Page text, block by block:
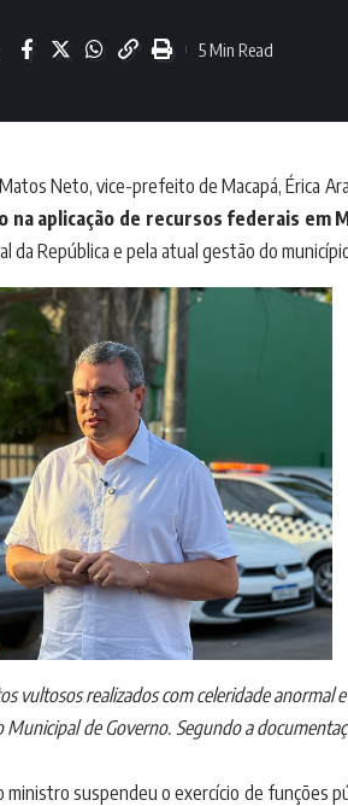
5 Min Read
Neto, vice-prefeito de Macapá, Érica
na aplicação de recursos federais em
da República e pela atual gestão do
vultosos realizados com celeridade
de Governo. Segundo a
suspendeu o exercício de funções